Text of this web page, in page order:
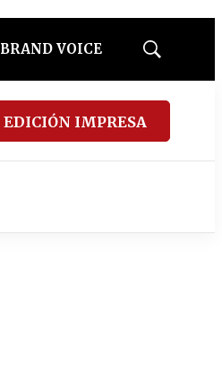
BRAND VOICE
Mostrar
EDICIÓN IMPRESA